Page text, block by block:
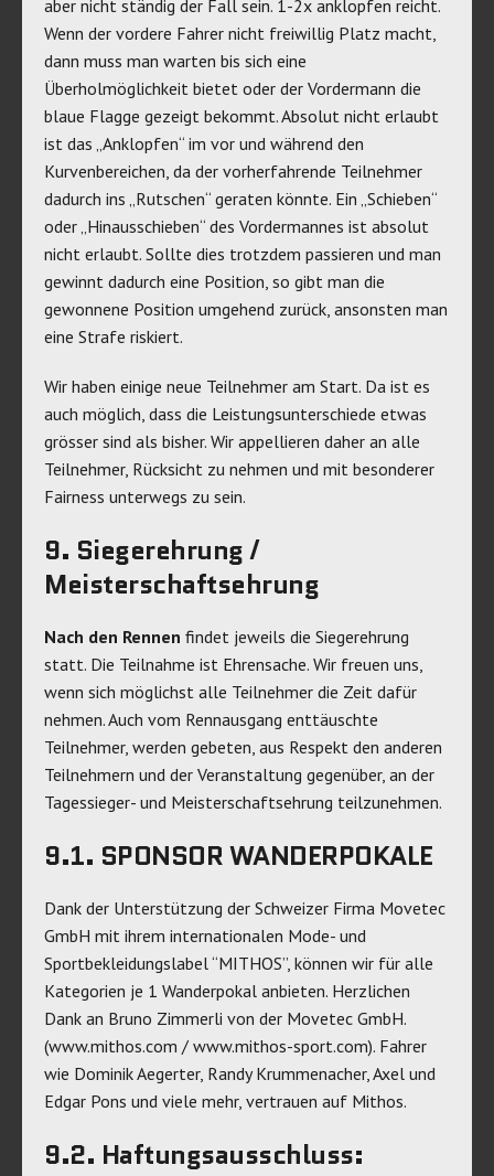
aber nicht ständig der Fall sein. 1-2x anklopfen reicht.
Wenn der vordere Fahrer nicht freiwillig Platz macht,
dann muss man warten bis sich eine
Überholmöglichkeit bietet oder der Vordermann die
blaue Flagge gezeigt bekommt. Absolut nicht erlaubt
ist das „Anklopfen“ im vor und während den
Kurvenbereichen, da der vorherfahrende Teilnehmer
dadurch ins „Rutschen“ geraten könnte. Ein „Schieben“
oder „Hinausschieben“ des Vordermannes ist absolut
nicht erlaubt. Sollte dies trotzdem passieren und man
gewinnt dadurch eine Position, so gibt man die
gewonnene Position umgehend zurück, ansonsten man
eine Strafe riskiert.
Wir haben einige neue Teilnehmer am Start. Da ist es
auch möglich, dass die Leistungsunterschiede etwas
grösser sind als bisher. Wir appellieren daher an alle
Teilnehmer, Rücksicht zu nehmen und mit besonderer
Fairness unterwegs zu sein.
9. Siegerehrung /
Meisterschaftsehrung
Nach den Rennen findet jeweils die Siegerehrung
statt. Die Teilnahme ist Ehrensache. Wir freuen uns,
wenn sich möglichst alle Teilnehmer die Zeit dafür
nehmen. Auch vom Rennausgang enttäuschte
Teilnehmer, werden gebeten, aus Respekt den anderen
Teilnehmern und der Veranstaltung gegenüber, an der
Tagessieger- und Meisterschaftsehrung teilzunehmen.
9.1. SPONSOR WANDERPOKALE
Dank der Unterstützung der Schweizer Firma Movetec
GmbH mit ihrem internationalen Mode- und
Sportbekleidungslabel “MITHOS”, können wir für alle
Kategorien je 1 Wanderpokal anbieten. Herzlichen
Dank an Bruno Zimmerli von der Movetec GmbH.
(www.mithos.com / www.mithos-sport.com). Fahrer
wie Dominik Aegerter, Randy Krummenacher, Axel und
Edgar Pons und viele mehr, vertrauen auf Mithos.
9.2. Haftungsausschluss: